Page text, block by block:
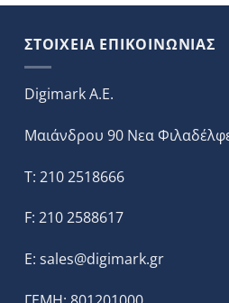
ΣΤΟΙΧΕΙΑ ΕΠΙΚΟΙΝΩΝΙΑΣ
Digimark A.E.
Μαιάνδρου 90 Νεα
T: 210 2518666
F: 210 2588617
E: sales@digimark.gr